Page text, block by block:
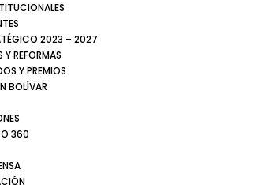
2023 – 2027
REFORMAS
Y PREMIOS
BOLÍVAR
360